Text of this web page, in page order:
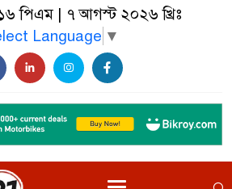
পিএম| ৭ আগস্ট ২০২৬ খ্রিঃ
Language ▼